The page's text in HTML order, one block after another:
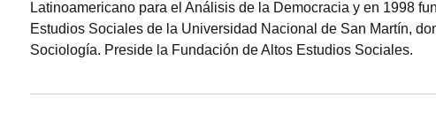
Latinoamericano para el Análisis de la Democracia y en 1998
Estudios Sociales de la Universidad Nacional de San Martín,
Sociología. Preside la Fundación de Altos Estudios Sociales.